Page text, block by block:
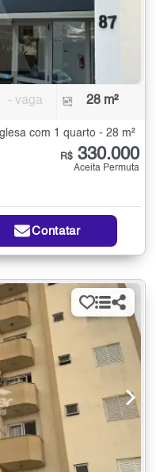
- vaga 28 m²
com 1 quarto - 28 m²
R$ 330.000
Aceita Permuta
Contatar